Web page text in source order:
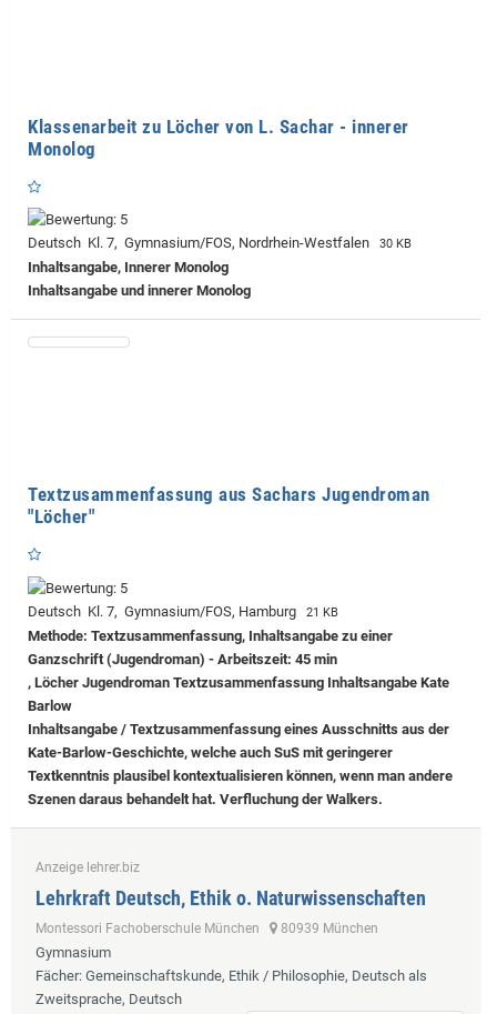
Klassenarbeit zu Löcher von L. Sachar - innerer
Monolog
Deutsch Kl. 7, Gymnasium/FOS, Nordrhein-Westfalen 30 KB
Inhaltsangabe, Innerer Monolog
Inhaltsangabe und innerer Monolog
Textzusammenfassung aus Sachars Jugendroman
"Löcher"
Deutsch Kl. 7, Gymnasium/FOS, Hamburg 21 KB
Methode: Textzusammenfassung, Inhaltsangabe zu einer
Ganzschrift (Jugendroman) - Arbeitszeit: 45 min
, Löcher Jugendroman Textzusammenfassung Inhaltsangabe Kate
Barlow
Inhaltsangabe / Textzusammenfassung eines Ausschnitts aus der
Kate-Barlow-Geschichte, welche auch SuS mit geringerer
Textkenntnis plausibel kontextualisieren können, wenn man andere
Szenen daraus behandelt hat. Verfluchung der Walkers.
Anzeige lehrer.biz
Lehrkraft Deutsch, Ethik o. Naturwissenschaften
Montessori Fachoberschule München 80939 München
Gymnasium
Fächer: Gemeinschaftskunde, Ethik / Philosophie, Deutsch als
Zweitsprache, Deutsch